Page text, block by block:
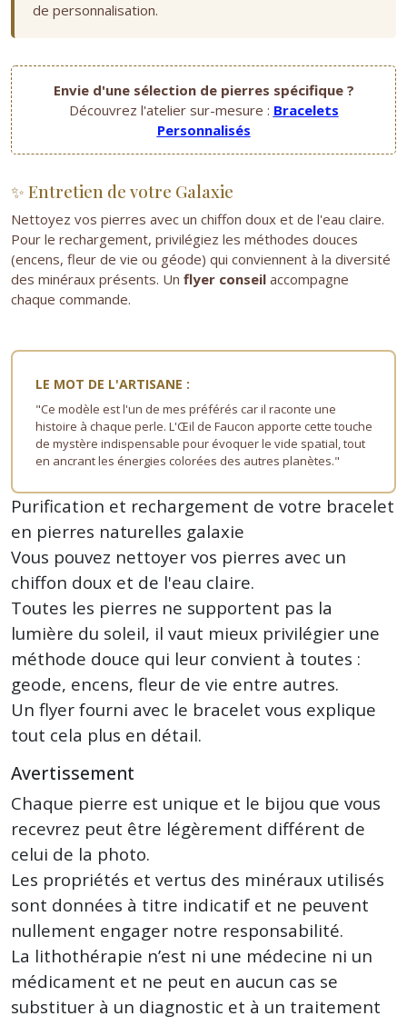
de personnalisation.
Envie d'une sélection de pierres spécifique ?
Découvrez l'atelier sur-mesure : Bracelets
Personnalisés
✨ Entretien de votre Galaxie
Nettoyez vos pierres avec un chiffon doux et de l'eau claire.
Pour le rechargement, privilégiez les méthodes douces
(encens, fleur de vie ou géode) qui conviennent à la diversité
des minéraux présents. Un flyer conseil accompagne
chaque commande.
LE MOT DE L'ARTISANE :
"Ce modèle est l'un de mes préférés car il raconte une
histoire à chaque perle. L'Œil de Faucon apporte cette touche
de mystère indispensable pour évoquer le vide spatial, tout
en ancrant les énergies colorées des autres planètes."
Purification et rechargement de votre bracelet
en pierres naturelles galaxie
Vous pouvez nettoyer vos pierres avec un
chiffon doux et de l'eau claire.
Toutes les pierres ne supportent pas la
lumière du soleil, il vaut mieux privilégier une
méthode douce qui leur convient à toutes :
geode, encens, fleur de vie entre autres.
Un flyer fourni avec le bracelet vous explique
tout cela plus en détail.
Avertissement
Chaque pierre est unique et le bijou que vous
recevrez peut être légèrement différent de
celui de la photo.
Les propriétés et vertus des minéraux utilisés
sont données à titre indicatif et ne peuvent
nullement engager notre responsabilité.
La lithothérapie n’est ni une médecine ni un
médicament et ne peut en aucun cas se
substituer à un diagnostic et à un traitement